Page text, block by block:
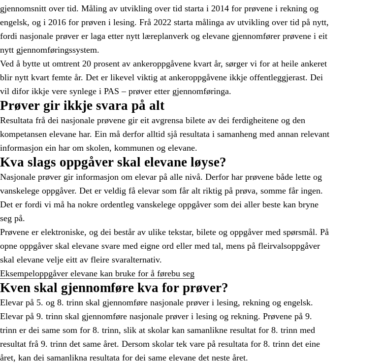
gjennomsnitt over tid. Måling av utvikling over tid starta i 2014 for prøvene i rekning og
engelsk, og i 2016 for prøven i lesing. Frå 2022 starta målinga av utvikling over tid på nytt,
fordi nasjonale prøver er laga etter nytt læreplanverk og elevane gjennomfører prøvene i eit
nytt gjennomføringssystem.
Ved å bytte ut omtrent 20 prosent av ankeroppgåvene kvart år, sørger vi for at heile ankeret
blir nytt kvart femte år. Det er likevel viktig at ankeroppgåvene ikkje offentleggjerast. Dei
vil difor ikkje vere synlege i PAS – prøver etter gjennomføringa.
Prøver gir ikkje svara på alt
Resultata frå dei nasjonale prøvene gir eit avgrensa bilete av dei ferdigheitene og den
kompetansen elevane har. Ein må derfor alltid sjå resultata i samanheng med annan relevant
informasjon ein har om skolen, kommunen og elevane.
Kva slags oppgåver skal elevane løyse?
Nasjonale prøver gir informasjon om elevar på alle nivå. Derfor har prøvene både lette og
vanskelege oppgåver. Det er veldig få elevar som får alt riktig på prøva, somme får ingen.
Det er fordi vi må ha nokre ordentleg vanskelege oppgåver som dei aller beste kan bryne
seg på.
Prøvene er elektroniske, og dei består av ulike tekstar, bilete og oppgåver med spørsmål. På
opne oppgåver skal elevane svare med eigne ord eller med tal, mens på fleirvalsoppgåver
skal elevane velje eitt av fleire svaralternativ.
Eksempeloppgåver elevane kan bruke for å førebu seg
Kven skal gjennomføre kva for prøver?
Elevar på 5. og 8. trinn skal gjennomføre nasjonale prøver i lesing, rekning og engelsk.
Elevar på 9. trinn skal gjennomføre nasjonale prøver i lesing og rekning. Prøvene på 9.
trinn er dei same som for 8. trinn, slik at skolar kan samanlikne resultat for 8. trinn med
resultat frå 9. trinn det same året. Dersom skolar tek vare på resultata for 8. trinn det eine
året, kan dei samanlikna resultata for dei same elevane det neste året.